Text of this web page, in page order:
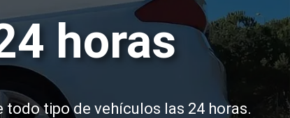
horas
tipo de vehículos las 24 horas.